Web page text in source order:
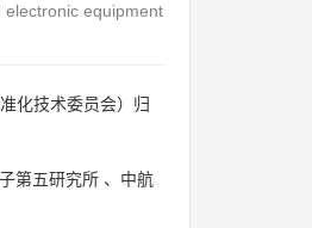
equipment
化技术委员会）归
第五研究所 、 中航